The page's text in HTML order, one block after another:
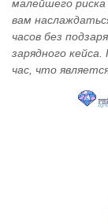
малейшего
вам
часов без
зарядного
час, что